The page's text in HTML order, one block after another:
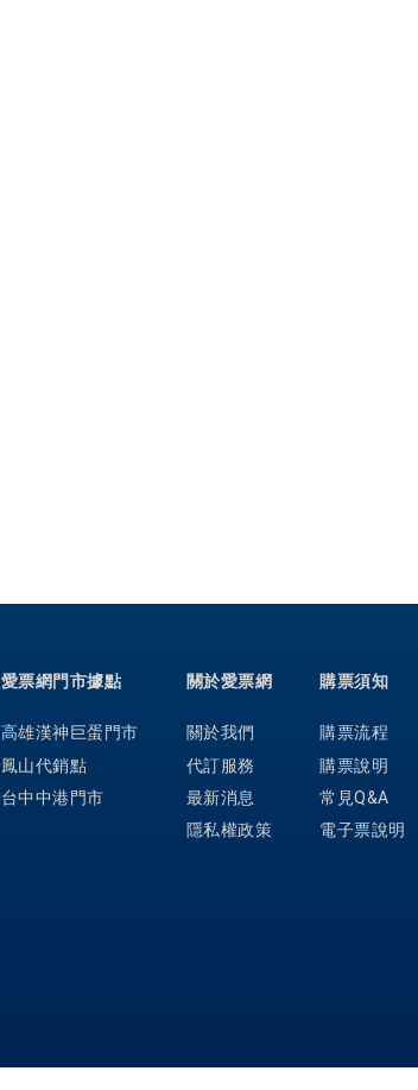
購票須知
購票流程
購票說明
常見Q&A
電子票說明
關於愛票網
關於我們
代訂服務
最新消息
隱私權政策
愛票網門市據點
高雄漢神巨蛋門市
鳳山代銷點
台中中港門市